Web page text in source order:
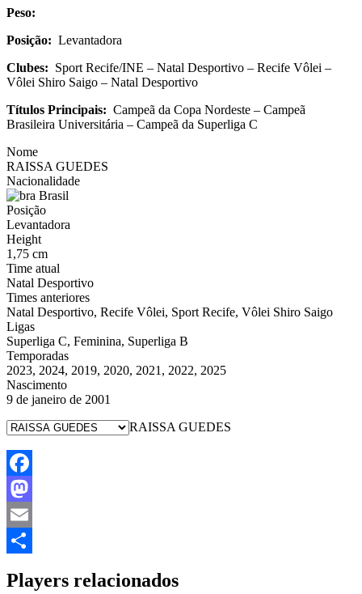
Peso:
Posição: Levantadora
Clubes: Sport Recife/INE – Natal Desportivo – Recife Vôlei –
Vôlei Shiro Saigo – Natal Desportivo
Títulos Principais: Campeã da Copa Nordeste – Campeã
Brasileira Universitária – Campeã da Superliga C
Nome
RAISSA GUEDES
Nacionalidade
Brasil
Posição
Levantadora
Height
1,75 cm
Time atual
Natal Desportivo
Times anteriores
Natal Desportivo, Recife Vôlei, Sport Recife, Vôlei Shiro Saigo
Ligas
Superliga C, Feminina, Superliga B
Temporadas
2023, 2024, 2019, 2020, 2021, 2022, 2025
Nascimento
9 de janeiro de 2001
RAISSA GUEDES
Facebook
Mastodon
Email
Players relacionados